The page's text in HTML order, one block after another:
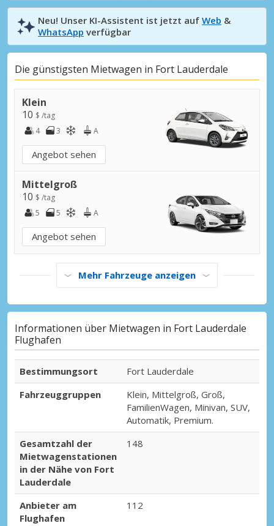
Neu! Unser KI-Assistent ist jetzt auf Web &
WhatsApp verfügbar
Die günstigsten Mietwagen in Fort Lauderdale
Klein
10 $ /tag
4
3 A
Angebot sehen
Mittelgroß
10 $ /tag
5
5 A
Angebot sehen
Mehr Fahrzeuge anzeigen
Informationen über Mietwagen in Fort Lauderdale
Flughafen
Bestimmungsort
Fort Lauderdale
Fahrzeuggruppen
Klein, Mittelgroß, Groß,
FamilienWagen, Minivan, SUV,
Automatik, Premium.
Gesamtzahl der
Mietwagenstationen
in der Nähe von Fort
Lauderdale
148
Anbieter am
Flughafen
112